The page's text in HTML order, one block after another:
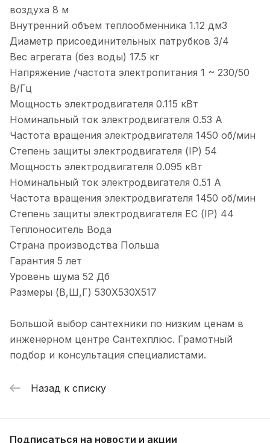
воздуха 8 м
Внутренний объем теплообменника 1.12 дм3
Диаметр присоединительных патрубков 3/4
Вес агрегата (без воды) 17.5 кг
Напряжение /частота электропитания 1 ~ 230/50
В/Гц
Мощность электродвигателя 0.115 кВт
Номинальный ток электродвигателя 0.53 А
Частота вращения электродвигателя 1450 об/мин
Степень защиты электродвигателя (IP) 54
Мощность электродвигателя 0.095 кВт
Номинальный ток электродвигателя 0.51 А
Частота вращения электродвигателя 1450 об/мин
Степень защиты электродвигателя EС (IP) 44
Теплоноситель Вода
Страна производства Польша
Гарантия 5 лет
Уровень шума 52 Дб
Размеры (В,Ш,Г) 530X530X517
Большой выбор сантехники по низким ценам в
инженерном центре Сантехплюс. Грамотный
подбор и консультация специалистами.
Назад к списку
Подписаться на новости и акции